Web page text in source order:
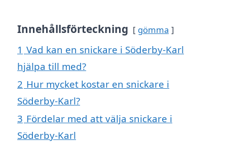
Innehållsförteckning gömma
1 Vad kan en snickare i Söderby-Karl
hjälpa till med?
2 Hur mycket kostar en snickare i
Söderby-Karl?
3 Fördelar med att välja snickare i
Söderby-Karl